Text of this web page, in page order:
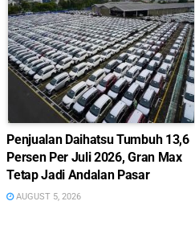
Penjualan Daihatsu Tumbuh 13,6
Persen Per Juli 2026, Gran Max
Tetap Jadi Andalan Pasar
AUGUST 5, 2026